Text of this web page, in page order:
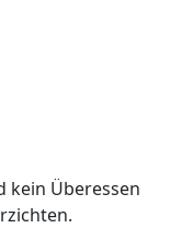
kein Überessen